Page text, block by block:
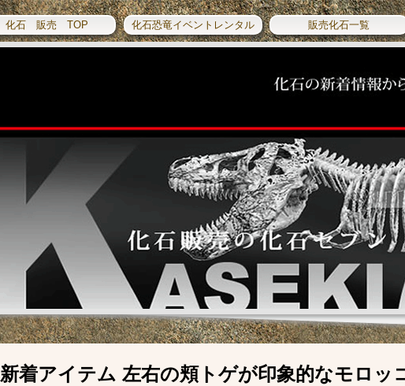
化石 販売 TOP 化石恐竜イベントレンタル 販売化石一覧
新着アイテム 左右の頬トゲが印象的なモロッ